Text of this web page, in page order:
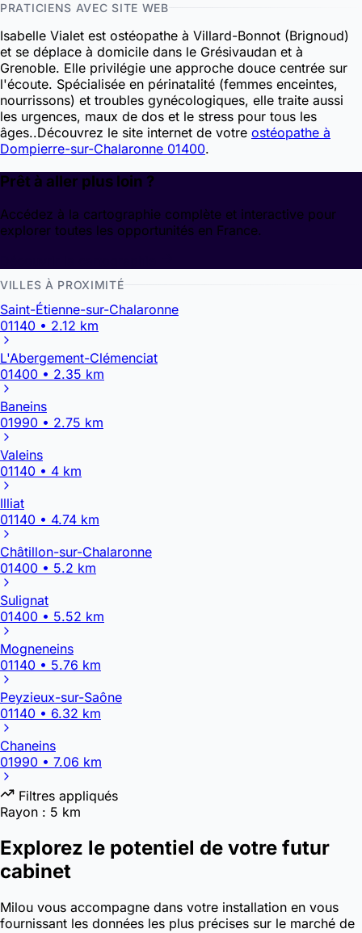
PRATICIENS AVEC SITE WEB
Isabelle Vialet est ostéopathe à Villard-Bonnot (Brignoud)
et se déplace à domicile dans le Grésivaudan et à
Grenoble. Elle privilégie une approche douce centrée sur
l'écoute. Spécialisée en périnatalité (femmes enceintes,
nourrissons) et troubles gynécologiques, elle traite aussi
les urgences, maux de dos et le stress pour tous les
âges..Découvrez le site internet de votre ostéopathe à
Dompierre-sur-Chalaronne 01400.
Prêt à aller plus loin ?
Accédez à la cartographie complète et interactive pour
explorer toutes les opportunités en France.
VILLES À PROXIMITÉ
Saint-Étienne-sur-Chalaronne
01140 • 2.12 km
L'Abergement-Clémenciat
01400 • 2.35 km
Baneins
01990 • 2.75 km
Valeins
01140 • 4 km
Illiat
01140 • 4.74 km
Châtillon-sur-Chalaronne
01400 • 5.2 km
Sulignat
01400 • 5.52 km
Mogneneins
01140 • 5.76 km
Peyzieux-sur-Saône
01140 • 6.32 km
Chaneins
01990 • 7.06 km
Filtres appliqués
Rayon : 5 km
Explorez le potentiel de votre futur
cabinet
Milou vous accompagne dans votre installation en vous
fournissant les données les plus précises sur le marché de